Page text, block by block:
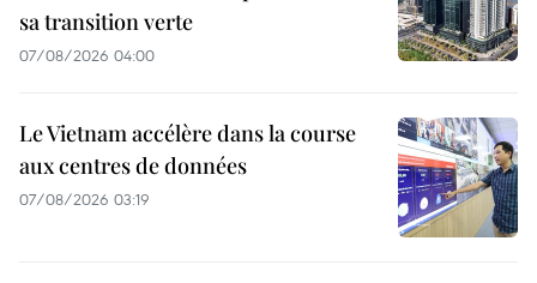
sa transition verte
07/08/2026 04:00
Le Vietnam accélère dans la course
aux centres de données
07/08/2026 03:19